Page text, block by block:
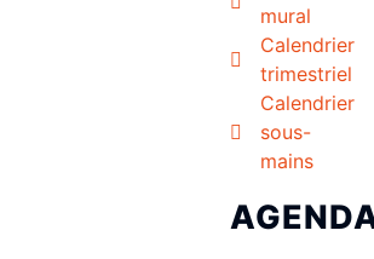
mural
Calendrier
trimestriel
Calendrier
sous-
mains